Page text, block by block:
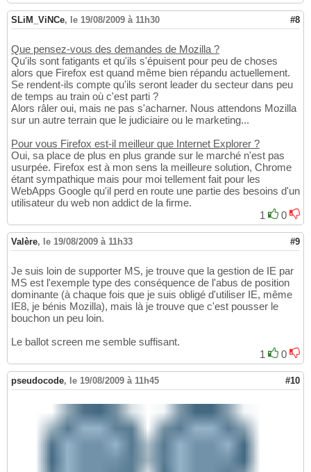
SLiM_ViNCe, le 19/08/2009 à 11h30 #8
Que pensez-vous des demandes de Mozilla ?
Qu'ils sont fatigants et qu'ils s'épuisent pour peu de choses
alors que Firefox est quand même bien répandu actuellement.
Se rendent-ils compte qu'ils seront leader du secteur dans peu
de temps au train où c'est parti ?
Alors râler oui, mais ne pas s'acharner. Nous attendons Mozilla
sur un autre terrain que le judiciaire ou le marketing...
Pour vous Firefox est-il meilleur que Internet Explorer ?
Oui, sa place de plus en plus grande sur le marché n'est pas
usurpée. Firefox est à mon sens la meilleure solution, Chrome
étant sympathique mais pour moi tellement fait pour les
WebApps Google qu'il perd en route une partie des besoins d'un
utilisateur du web non addict de la firme.
1
0
Valère, le 19/08/2009 à 11h33 #9
Je suis loin de supporter MS, je trouve que la gestion de IE par
MS est l'exemple type des conséquence de l'abus de position
dominante (à chaque fois que je suis obligé d'utiliser IE, même
IE8, je bénis Mozilla), mais là je trouve que c'est pousser le
bouchon un peu loin.
Le ballot screen me semble suffisant.
1
0
pseudocode, le 19/08/2009 à 11h45 #10